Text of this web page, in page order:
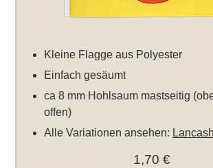
Kleine Flagge aus Polyester
Einfach gesäumt
ca 8 mm Hohlsaum mastseitig
offen)
Alle Variationen ansehen:
1,70 €